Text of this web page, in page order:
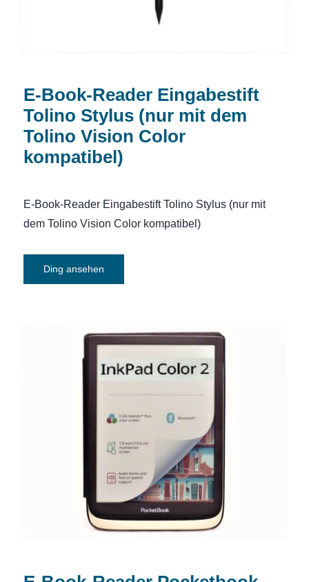
E-Book-Reader Eingabestift
Tolino Stylus (nur mit dem
Tolino Vision Color
kompatibel)
E-Book-Reader Eingabestift Tolino Stylus (nur mit
dem Tolino Vision Color kompatibel)
Ding ansehen
E-Book-Reader Pocketbook Ink Pad
Color 2